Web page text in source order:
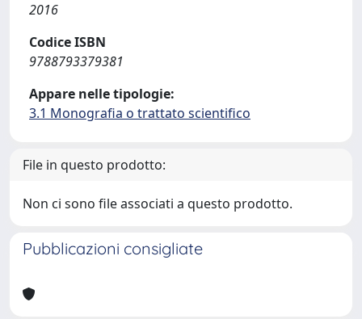
2016
Codice ISBN
9788793379381
Appare nelle tipologie:
3.1 Monografia o trattato scientifico
File in questo prodotto:
Non ci sono file associati a questo prodotto.
Pubblicazioni consigliate